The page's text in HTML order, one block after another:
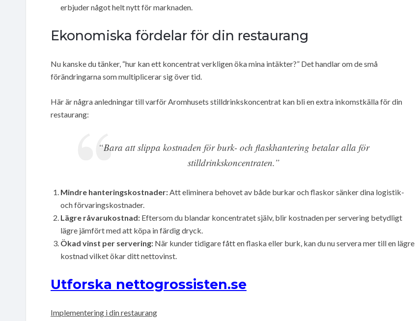
erbjuder något helt nytt för marknaden.
Ekonomiska fördelar för din restaurang
Nu kanske du tänker, “hur kan ett koncentrat verkligen öka mina intäkter?” Det handlar om de små
förändringarna som multiplicerar sig över tid.
Här är några anledningar till varför Aromhusets stilldrinkskoncentrat kan bli en extra inkomstkälla för din
restaurang:
“Bara att slippa kostnaden för burk- och flaskhantering betalar alla för
stilldrinkskoncentraten.”
Mindre hanteringskostnader:Att eliminera behovet av både burkar och flaskor sänker dina logistik-
och förvaringskostnader.
Lägre råvarukostnad: Eftersom du blandar koncentratet själv, blir kostnaden per servering betydligt
lägre jämfört med att köpa in färdig dryck.
Ökad vinst per servering: När kunder tidigare fått en flaska eller burk, kan du nu servera mer till en lägre
kostnad vilket ökar ditt nettovinst.
Utforska nettogrossisten.se
Implementering i din restaurang